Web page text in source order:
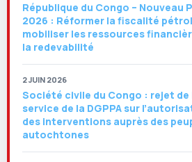
République du Congo – Nouveau
2026 : Réformer la fiscalité
mobiliser les ressources
la redevabilité
2 JUIN 2026
Société civile du Congo : rejet de
service de la DGPPA sur
des interventions auprès des
autochtones